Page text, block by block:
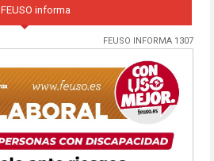
FEUSO informa
FEUSO INFORMA 1307